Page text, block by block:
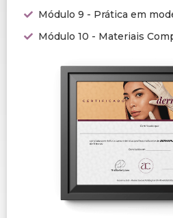
Módulo 9 - Prática em
Módulo 10 - Materiais